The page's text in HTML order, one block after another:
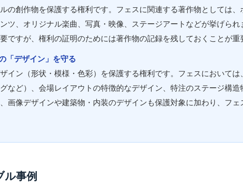
の創作物を保護する権利です。フェスに関連する著作物としては、
ツ、オリジナル楽曲、写真・映像、ステージアートなどが挙げら
ですが、権利の証明のためには著作物の記録を残しておくことが重
「デザイン」を守る
イン（形状・模様・色彩）を保護する権利です。フェスにおいて
など）、会場レイアウトの特徴的なデザイン、特注のステージ構
画像デザインや建築物・内装のデザインも保護対象に加わり、フ
ル事例